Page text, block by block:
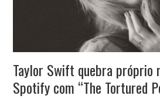
Taylor Swift quebra próprio
Spotify com “The Tortured